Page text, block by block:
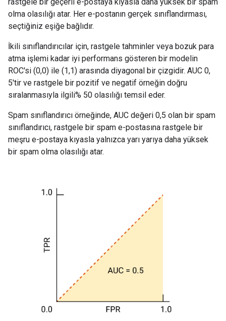
olma olasılığı atar. Her e-postanın gerçek sınıflandırması,
seçtiğiniz eşiğe bağlıdır.
İkili sınıflandırıcılar için, rastgele tahminler veya bozuk para
atma işlemi kadar iyi performans gösteren bir modelin
ROC'si (0,0) ile (1,1) arasında diyagonal bir çizgidir. AUC 0,
5'tir ve rastgele bir pozitif ve negatif örneğin doğru
sıralanmasıyla ilgili% 50 olasılığı temsil eder.
Spam sınıflandırıcı örneğinde, AUC değeri 0,5 olan bir spam
sınıflandırıcı, rastgele bir spam e-postasına rastgele bir
meşru e-postaya kıyasla yalnızca yarı yarıya daha yüksek
bir spam olma olasılığı atar.